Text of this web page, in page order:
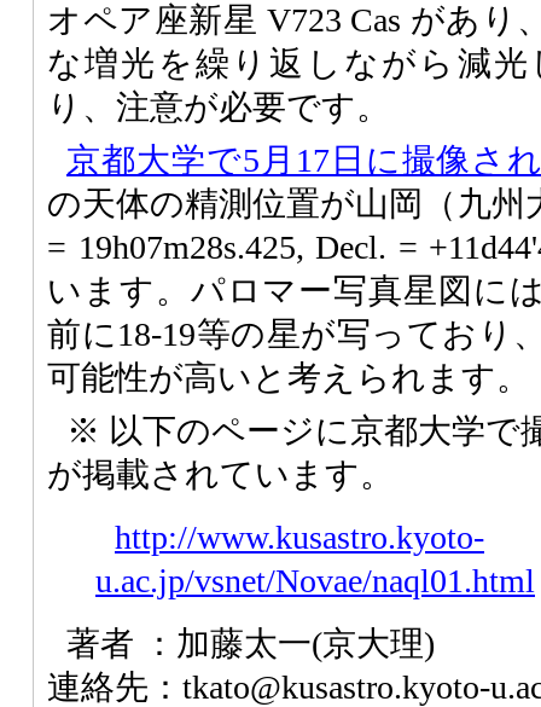
オペア座新星 V723 Cas があり
な増光を繰り返しながら減
り、注意が必要です。
京都大学で5月17日に撮像さ
の天体の精測位置が山岡（九州
= 19h07m28s.425, Decl. =
います。パロマー写真星図に
前に18-19等の星が写っており
可能性が高いと考えられます。
※ 以下のページに京都大学で
が掲載されています。
http://www.kusastro.kyoto-
u.ac.jp/vsnet/Novae/naql01.html
著者 ：加藤太一(京大理)
連絡先：tkato@kusastro.kyoto-